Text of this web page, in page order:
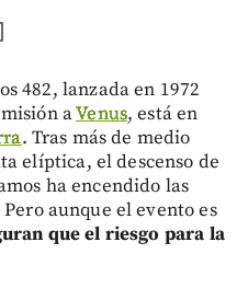
482, lanzada en 1972
aVenus, está en
. Tras más de medio
elíptica, el descenso de
ha encendido las
Pero aunque el evento es
que el riesgo para la